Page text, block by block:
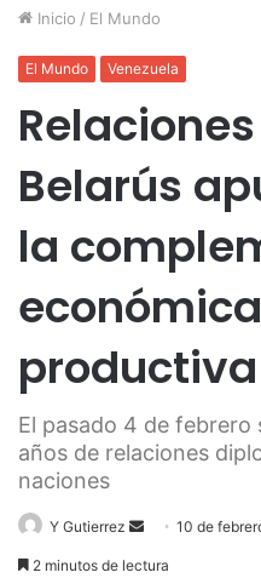
Inicio / El Mundo
El Mundo Venezuela
Belarús
la
productiva
El pasado 4 de
años de relaciones
naciones
Y Gutierrez
Send10 de
2 minutos de lectura